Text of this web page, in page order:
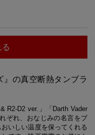
』の真空断熱タンブラ
R2-D2 ver.」「Darth Vader
ぞれ、おなじみの名言をプ
いしい温度を保ってくれる